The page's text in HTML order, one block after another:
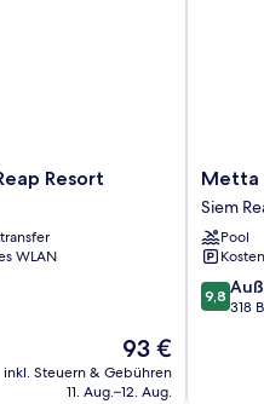
Resort
WLAN
Der
Preis
beträgt
93 €
inkl. Steuern & Gebühren
11. Aug.–12. Aug.
Metta
&
Spa
Siem
Reap
Metta
Siem
Pool
9.8
von
9,8
318